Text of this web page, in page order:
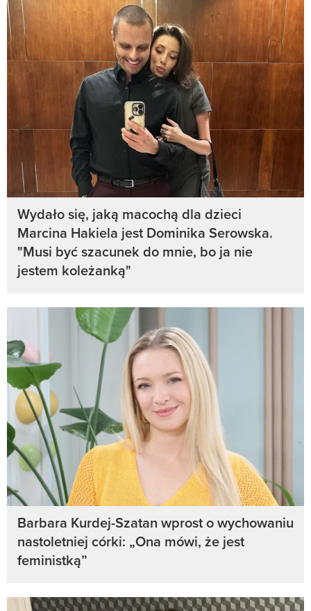
Wydało się, jaką macochą dla dzieci
Marcina Hakiela jest Dominika Serowska.
"Musi być szacunek do mnie, bo ja nie
jestem koleżanką"
Barbara Kurdej-Szatan wprost o wychowaniu
nastoletniej córki: „Ona mówi, że jest
feministką”